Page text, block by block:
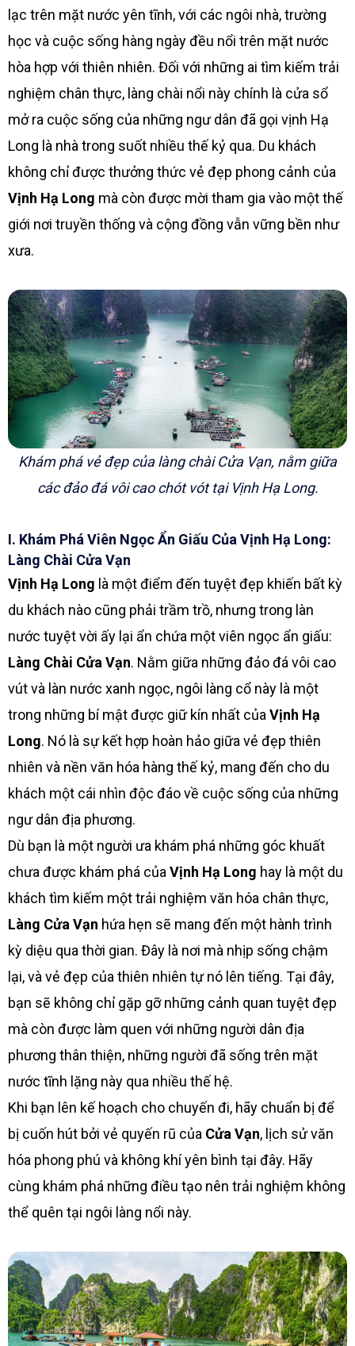
lạc trên mặt nước yên tĩnh, với các ngôi nhà, trường
học và cuộc sống hàng ngày đều nổi trên mặt nước
hòa hợp với thiên nhiên. Đối với những ai tìm kiếm trải
nghiệm chân thực, làng chài nổi này chính là cửa sổ
mở ra cuộc sống của những ngư dân đã gọi vịnh Hạ
Long là nhà trong suốt nhiều thế kỷ qua. Du khách
không chỉ được thưởng thức vẻ đẹp phong cảnh của
Vịnh Hạ Long mà còn được mời tham gia vào một thế
giới nơi truyền thống và cộng đồng vẫn vững bền như
xưa.
Khám phá vẻ đẹp của làng chài Cửa Vạn, nằm giữa
các đảo đá vôi cao chót vót tại Vịnh Hạ Long.
I. Khám Phá Viên Ngọc Ẩn Giấu Của Vịnh Hạ Long:
Làng Chài Cửa Vạn
Vịnh Hạ Long là một điểm đến tuyệt đẹp khiến bất kỳ
du khách nào cũng phải trầm trồ, nhưng trong làn
nước tuyệt vời ấy lại ẩn chứa một viên ngọc ẩn giấu:
Làng Chài Cửa Vạn. Nằm giữa những đảo đá vôi cao
vút và làn nước xanh ngọc, ngôi làng cổ này là một
trong những bí mật được giữ kín nhất của Vịnh Hạ
Long. Nó là sự kết hợp hoàn hảo giữa vẻ đẹp thiên
nhiên và nền văn hóa hàng thế kỷ, mang đến cho du
khách một cái nhìn độc đáo về cuộc sống của những
ngư dân địa phương.
Dù bạn là một người ưa khám phá những góc khuất
chưa được khám phá của Vịnh Hạ Long hay là một du
khách tìm kiếm một trải nghiệm văn hóa chân thực,
Làng Cửa Vạn hứa hẹn sẽ mang đến một hành trình
kỳ diệu qua thời gian. Đây là nơi mà nhịp sống chậm
lại, và vẻ đẹp của thiên nhiên tự nó lên tiếng. Tại đây,
bạn sẽ không chỉ gặp gỡ những cảnh quan tuyệt đẹp
mà còn được làm quen với những người dân địa
phương thân thiện, những người đã sống trên mặt
nước tĩnh lặng này qua nhiều thế hệ.
Khi bạn lên kế hoạch cho chuyến đi, hãy chuẩn bị để
bị cuốn hút bởi vẻ quyến rũ của Cửa Vạn, lịch sử văn
hóa phong phú và không khí yên bình tại đây. Hãy
cùng khám phá những điều tạo nên trải nghiệm không
thể quên tại ngôi làng nổi này.